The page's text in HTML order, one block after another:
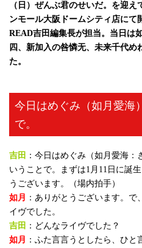
（日）ぜんぶ君のせいだ。を迎
ンモール大阪ドームシティ店にて
READ吉田編集長が担当。当日は
四、新加入の咎憐无、未来千代め
た。
今日はめぐみ（如月愛海
で。
吉田 ：今日はめぐみ（如月愛海
いうことで。まずは1月11日に誕
うございます。（場内拍手）
如月
：ありがとうございます。で
イヴでした。
吉田 ：どんなライヴでした？
如月
：ふた言言うとしたら、ひと